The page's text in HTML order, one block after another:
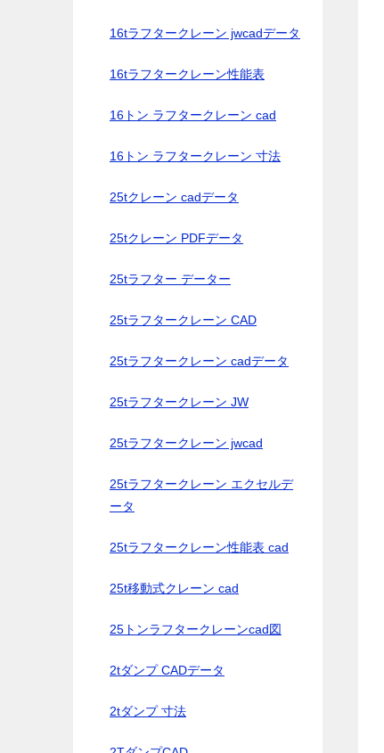
16tラフタークレーン jwcadデータ
16tラフタークレーン性能表
16トン ラフタークレーン cad
16トン ラフタークレーン 寸法
25tクレーン cadデータ
25tクレーン PDFデータ
25tラフター データー
25tラフタークレーン CAD
25tラフタークレーン cadデータ
25tラフタークレーン JW
25tラフタークレーン jwcad
25tラフタークレーン エクセルデ
ータ
25tラフタークレーン性能表 cad
25t移動式クレーン cad
25トンラフタークレーンcad図
2tダンプ CADデータ
2tダンプ 寸法